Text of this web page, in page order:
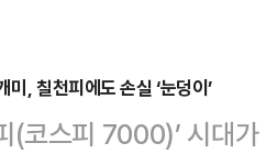
미, 칠천피에도 손실 ‘눈덩이’
(코스피 7000)’ 시대